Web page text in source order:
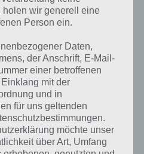
erschienen:
warten, doch endlich ist die wohl
Clash of Clans, auch für Android in
wir generell eine
Person ein.
Daten,
der Anschrift, E-Mail-
einer betroffenen
mit der
und in
für uns geltenden
möchte unser
über Art, Umfang